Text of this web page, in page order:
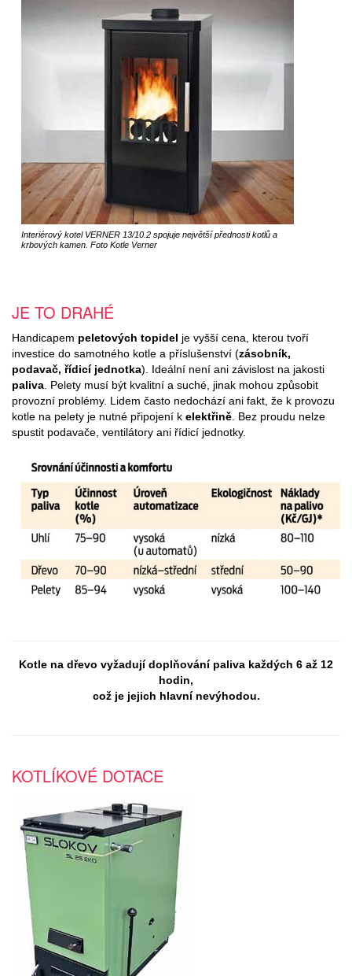
Interiérový kotel VERNER 13/10.2 spojuje největší přednosti kotlů a
krbových kamen. Foto Kotle Verner
JE TO DRAHÉ
Handicapem peletových topidel je vyšší cena, kterou tvoří
investice do samotného kotle a příslušenství (zásobník,
podavač, řídicí jednotka). Ideální není ani závislost na jakosti
paliva . Pelety musí být kvalitní a suché, jinak mohou způsobit
provozní problémy. Lidem často nedochází ani fakt, že k provozu
kotle na pelety je nutné připojení k elektřině . Bez proudu nelze
spustit podavače, ventilátory ani řídicí jednotky.
Kotle na dřevo vyžadují doplňování paliva každých 6 až 12
hodin,
což je jejich hlavní nevýhodou.
KOTLÍKOVÉ DOTACE